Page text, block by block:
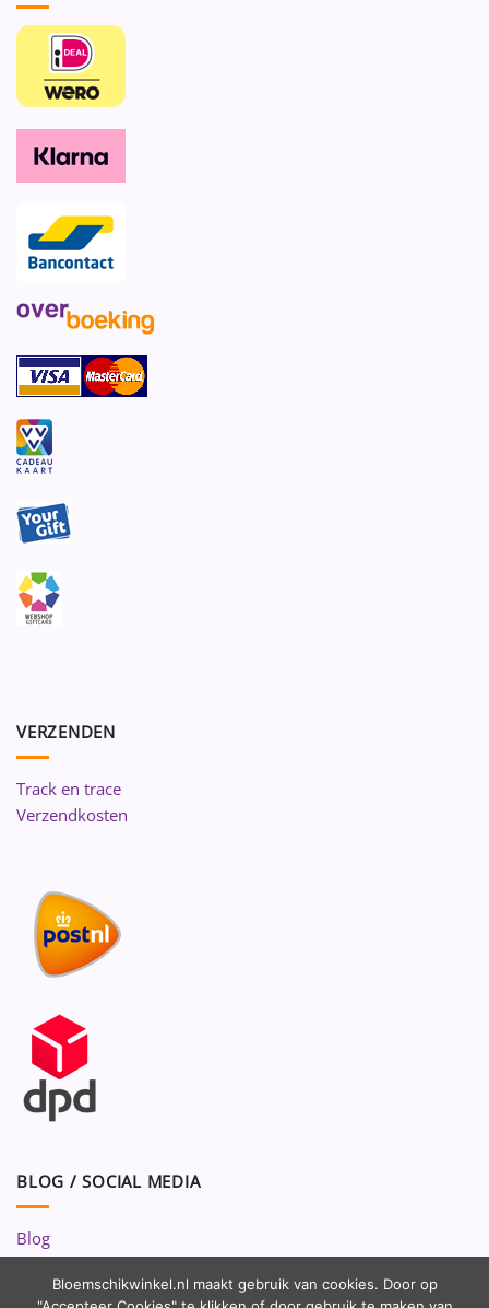
VERZENDEN
Track en trace
Verzendkosten
BLOG / SOCIAL MEDIA
Blog
Volg ons op:
Bloemschikwinkel.nl maakt gebruik van cookies. Door op